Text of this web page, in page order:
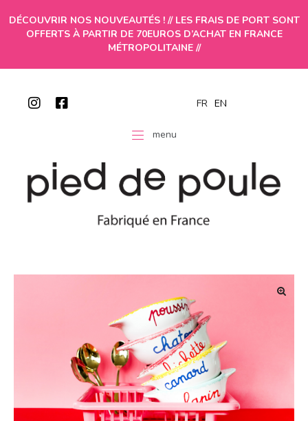
DÉCOUVRIR NOS NOUVEAUTÉS ! // LES FRAIS DE PORT SONT
OFFERTS À PARTIR DE 70EUROS D’ACHAT EN FRANCE
MÉTROPOLITAINE //
FR EN
menu